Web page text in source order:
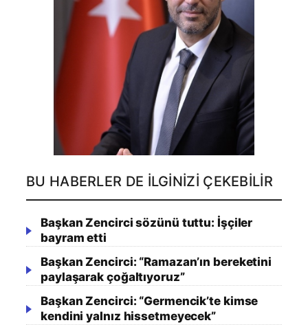
BU HABERLER DE İLGINIZI ÇEKEBILIR
Başkan Zencirci sözünü tuttu: İşçiler
bayram etti
Başkan Zencirci: “Ramazan’ın bereketini
paylaşarak çoğaltıyoruz”
Başkan Zencirci: “Germencik’te kimse
kendini yalnız hissetmeyecek”